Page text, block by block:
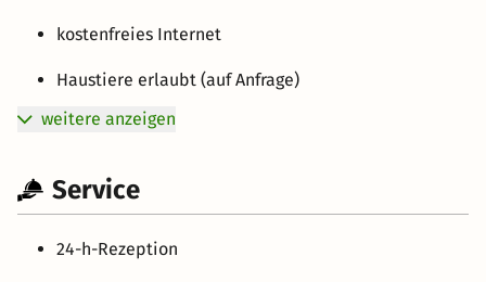
kostenfreies Internet
Haustiere erlaubt (auf Anfrage)
weitere anzeigen
Service
24-h-Rezeption